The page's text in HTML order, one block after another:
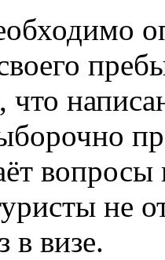
не
в визе.